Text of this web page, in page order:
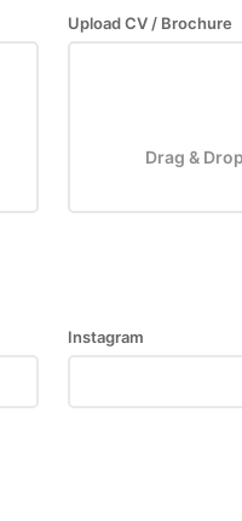
Upload CV / Brochure
Drag &
Instagram